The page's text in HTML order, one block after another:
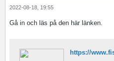
2022-08-18, 19:55
Gå in och läs på den här länken.